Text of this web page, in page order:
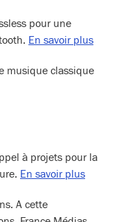
pour une
En savoir plus
musique classique
à projets pour la
En savoir plus
A cette